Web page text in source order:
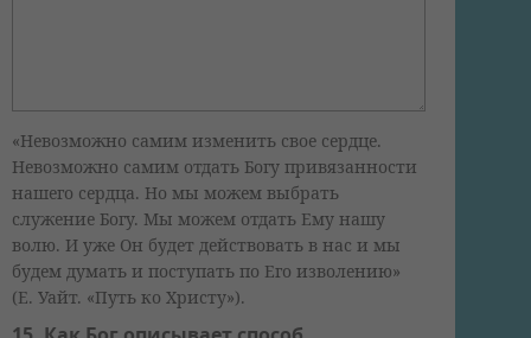
«Невозможно самим изменить свое сердце.
Невозможно самим отдать Богу привязанности
нашего сердца. Но мы можем выбрать
служение Богу. Мы можем отдать Ему нашу
волю. И уже Он будет действовать в нас и мы
будем думать и поступать по Его изволению»
(Е. Уайт. «Путь ко Христу»).